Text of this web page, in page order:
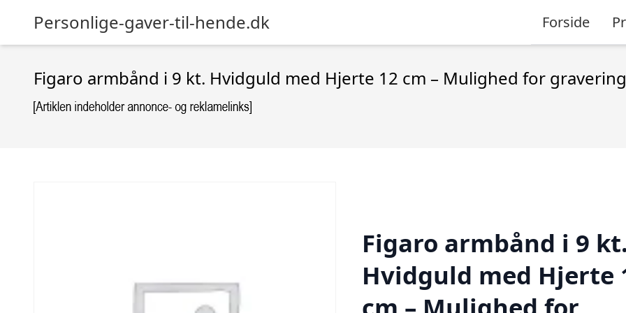
Personlige-gaver-til-hende.dk Forside
Figaro armbånd i 9 kt. Hvidguld med Hjerte 12 cm – Mulighed for gravering
Figaro armbånd i 9
Hvidguld med Hjerte